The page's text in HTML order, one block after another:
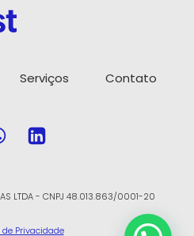
Serviços Contato
LTDA - CNPJ 48.013.863/0001-20
de Privacidade